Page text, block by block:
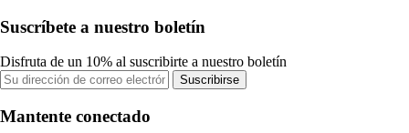
Suscríbete a nuestro boletín
Disfruta de un 10% al suscribirte a nuestro boletín
Suscribirse
Mantente conectado